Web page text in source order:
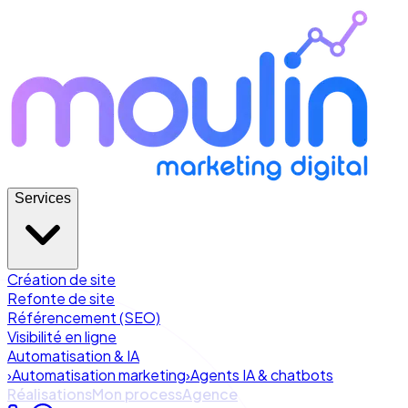
Services
Création de site
Refonte de site
Référencement (SEO)
Visibilité en ligne
Automatisation & IA
›Automatisation marketing›Agents IA & chatbots
RéalisationsMon processAgence